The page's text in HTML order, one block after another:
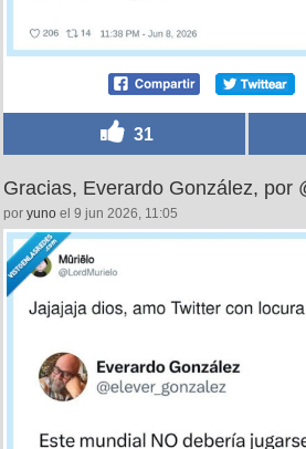
31
Gracias, Everardo González, por
por yuno el 9 jun 2026, 11:05